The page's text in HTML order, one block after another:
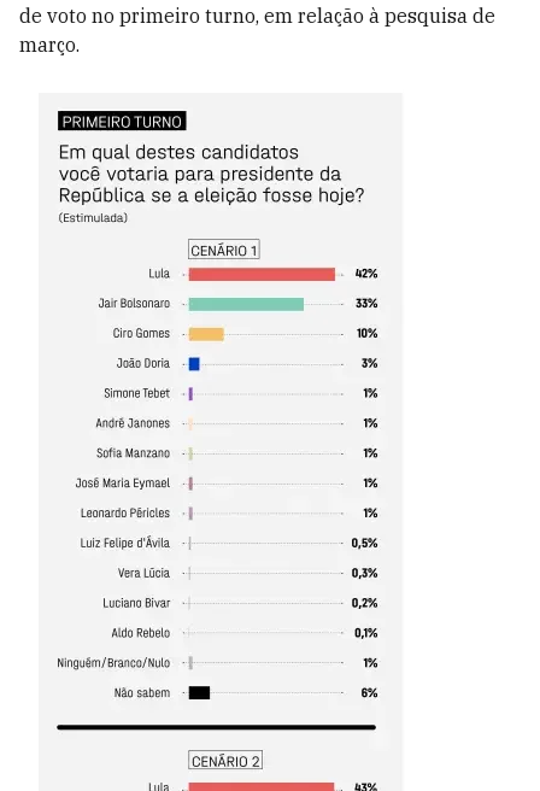
de voto no primeiro turno, em relação à pesquisa de
março.